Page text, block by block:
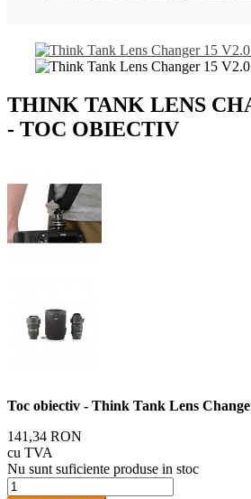
THINK TANK LENS
- TOC OBIECTIV
Toc obiectiv - Think Tank Lens
141,34 RON
cu TVA
Nu sunt suficiente produse in stoc